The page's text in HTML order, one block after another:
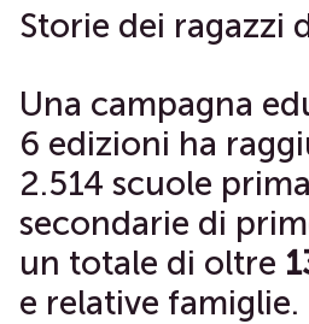
Storie dei ragazzi
Una campagna
6 edizioni ha
2.514 scuole
secondarie di
un totale di oltre
e relative famiglie.